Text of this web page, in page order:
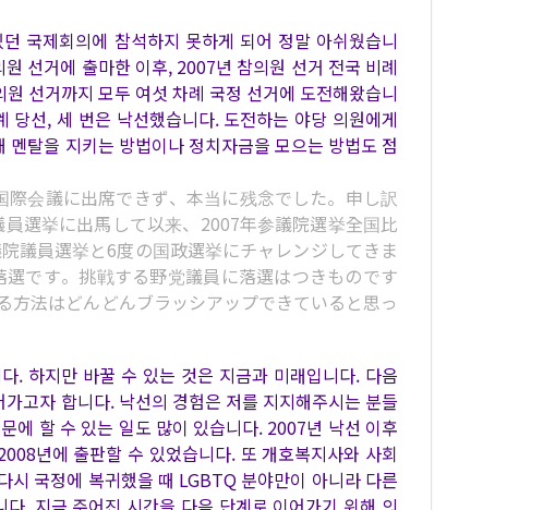
국제회의에 참석하지 못하게 되어 정말 아쉬웠습니
선거에 출마한 이후, 2007년 참의원 선거 전국 비례
선거까지 모두 여섯 차례 국정 선거에 도전해왔습니
선, 세 번은 낙선했습니다. 도전하는 야당 의원에게
탈을 지키는 방법이나 정치자금을 모으는 방법도 점
会議に出席できず、本当に残念でした。申し訳
選挙に出馬して以来、2007年参議院選挙全国比
議員選挙と6度の国政選挙にチャレンジしてきま
です。挑戦する野党議員に落選はつきものです
方法はどんどんブラッシアップできていると思っ
. 하지만 바꿀 수 있는 것은 지금과 미래입니다. 다음
고자 합니다. 낙선의 경험은 저를 지지해주시는 분들
에 할 수 있는 일도 많이 있습니다. 2007년 낙선 이후
년에 출판할 수 있었습니다. 또 개호복지사와 사회
시 국정에 복귀했을 때 LGBTQ 분야만이 아니라 다른